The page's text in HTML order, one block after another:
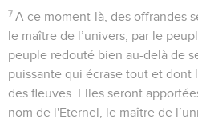
ils égarent les Egyptiens dans
pareils à un homme ivre qui
15 L'Egypte sera incapable de
important au plus insignifiant, du
société.